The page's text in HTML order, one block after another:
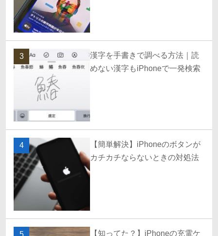
3
漢字を手書きで調べる方法｜読
めない漢字もiPhoneで一発検索
4
【簡単解決】iPhoneのボタンが
カチカチならないときの対処法
5 【知ってた？】iPhoneの充電ケ